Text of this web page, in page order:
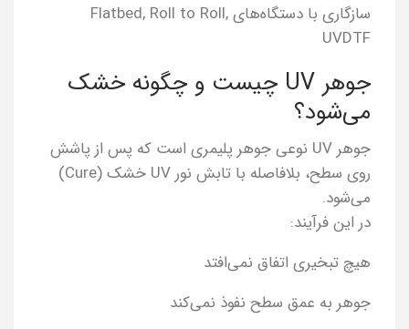
سازگاری با دستگاه‌های Flatbed, Roll to Roll,
UVDTF
جوهر UV چیست و چگونه خشک
می‌شود؟
جوهر UV نوعی جوهر پلیمری است که پس از پاشش
روی سطح، بلافاصله با تابش نور UV خشک (Cure)
می‌شود.
در این فرآیند:
هیچ تبخیری اتفاق نمی‌افتد
جوهر به عمق سطح نفوذ نمی‌کند